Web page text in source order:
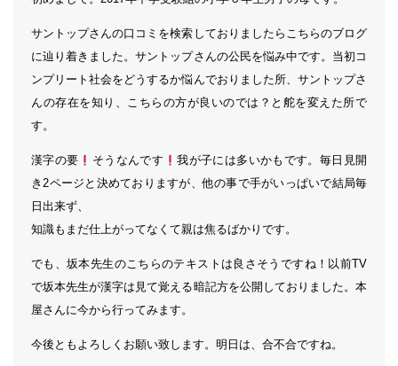
サントップさんの口コミを検索しておりましたらこちらのブログ
に辿り着きました。サントップさんの公民を悩み中です。当初コ
ンプリート社会をどうするか悩んでおりました所、サントップさ
んの存在を知り、こちらの方が良いのでは？と舵を変えた所で
す。
漢字の要 そうなんです
我が子には多いかもです。毎日見開
き2ページと決めておりますが、他の事で手がいっぱいで結局毎
日出来ず、
知識もまだ仕上がってなくて親は焦るばかりです。
でも、坂本先生のこちらのテキストは良さそうですね！以前TV
で坂本先生が漢字は見て覚える暗記方を公開しておりました。本
屋さんに今から行ってみます。
今後ともよろしくお願い致します。明日は、合不合ですね。